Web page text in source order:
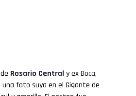
Rosario Central y exBoca,
foto suya en el Gigante de